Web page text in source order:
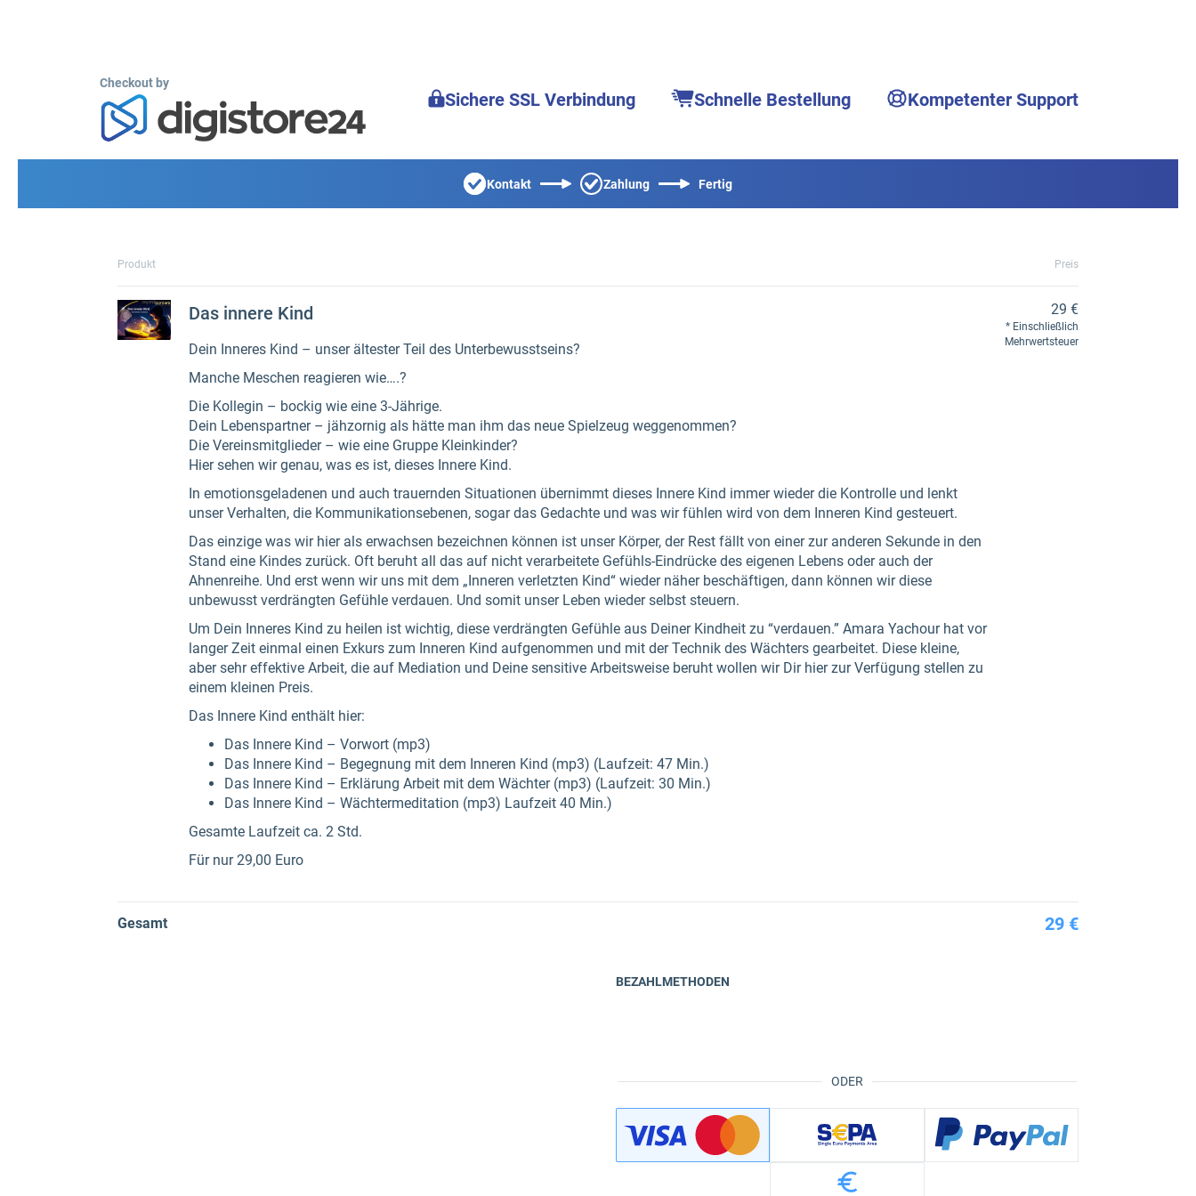
Checkout by
Sichere SSL Verbindung Schnelle Bestellung Kompetenter Support
Kontakt Zahlung Fertig
Produkt Preis
Das innere Kind
Dein Inneres Kind – unser ältester Teil des Unterbewusstseins?
Manche Meschen reagieren wie….?
Die Kollegin – bockig wie eine 3-Jährige.
Dein Lebenspartner – jähzornig als hätte man ihm das neue Spielzeug weggenommen?
Die Vereinsmitglieder – wie eine Gruppe Kleinkinder?
Hier sehen wir genau, was es ist, dieses Innere Kind.
In emotionsgeladenen und auch trauernden Situationen übernimmt dieses Innere Kind immer wieder die Kontrolle und lenkt
unser Verhalten, die Kommunikationsebenen, sogar das Gedachte und was wir fühlen wird von dem Inneren Kind gesteuert.
Das einzige was wir hier als erwachsen bezeichnen können ist unser Körper, der Rest fällt von einer zur anderen Sekunde in den
Stand eine Kindes zurück. Oft beruht all das auf nicht verarbeitete Gefühls-Eindrücke des eigenen Lebens oder auch der
Ahnenreihe. Und erst wenn wir uns mit dem „Inneren verletzten Kind“ wieder näher beschäftigen, dann können wir diese
unbewusst verdrängten Gefühle verdauen. Und somit unser Leben wieder selbst steuern.
Um Dein Inneres Kind zu heilen ist wichtig, diese verdrängten Gefühle aus Deiner Kindheit zu “verdauen.” Amara Yachour hat vor
langer Zeit einmal einen Exkurs zum Inneren Kind aufgenommen und mit der Technik des Wächters gearbeitet. Diese kleine,
aber sehr effektive Arbeit, die auf Mediation und Deine sensitive Arbeitsweise beruht wollen wir Dir hier zur Verfügung stellen zu
einem kleinen Preis.
Das Innere Kind enthält hier:
Das Innere Kind – Vorwort (mp3)
Das Innere Kind – Begegnung mit dem Inneren Kind (mp3) (Laufzeit: 47 Min.)
Das Innere Kind – Erklärung Arbeit mit dem Wächter (mp3) (Laufzeit: 30 Min.)
Das Innere Kind – Wächtermeditation (mp3) Laufzeit 40 Min.)
Gesamte Laufzeit ca. 2 Std.
Für nur 29,00 Euro
29 €
Einschließlich
Mehrwertsteuer
Gesamt 29 €
ODER
BEZAHLMETHODEN